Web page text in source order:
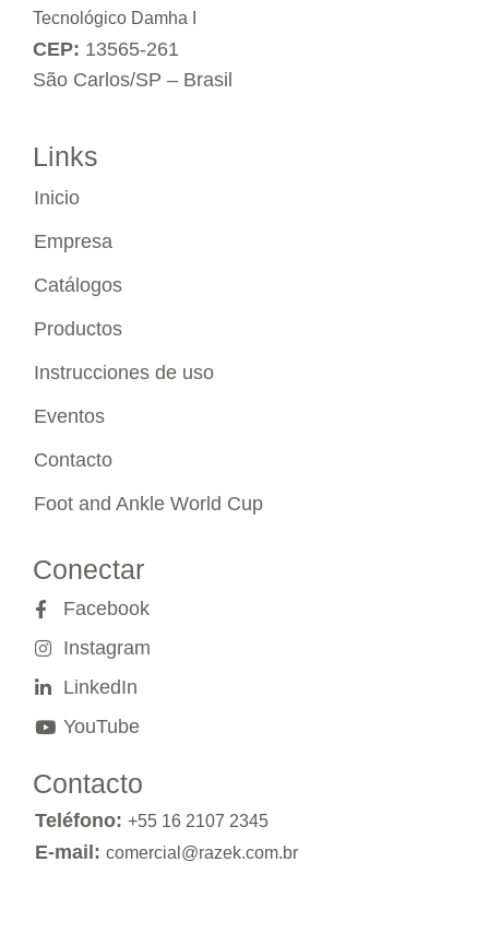
Tecnológico Damha I
CEP: 13565-261
São Carlos/SP – Brasil
Links
Inicio
Empresa
Catálogos
Productos
Instrucciones de uso
Eventos
Contacto
Foot and Ankle World Cup
Conectar
Facebook
Instagram
LinkedIn
YouTube
Contacto
Teléfono: +55 16 2107 2345
E-mail: comercial@razek.com.br